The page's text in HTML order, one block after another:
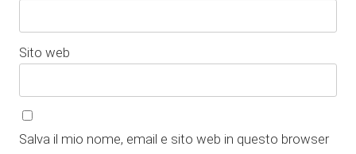
Sito web
Salva il mio nome, email e sito web in questo browser